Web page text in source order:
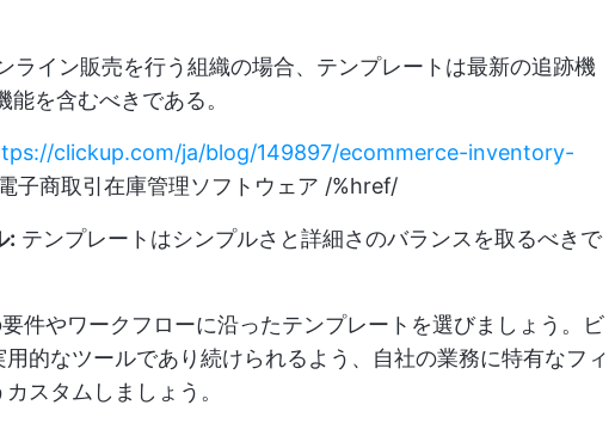
ライン販売を行う組織の場合、テンプレートは最新の追跡機
を含むべきである。
clickup.com/ja/blog/149897/ecommerce-inventory-
子商取引在庫管理ソフトウェア /%href/
: テンプレートはシンプルさと詳細さのバランスを取るべきで
件やワークフローに沿ったテンプレートを選びましょう。ビ
的なツールであり続けられるよう、自社の業務に特有なフィ
スタムしましょう。